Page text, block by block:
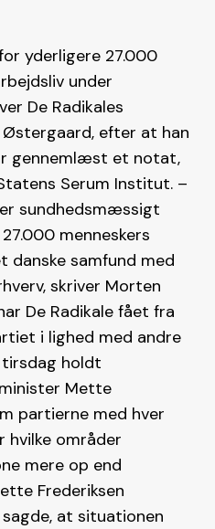
yderligere 27.000
under
De Radikales
efter at han
gennemlæst et notat,
Serum Institut. –
sundhedsmæssigt
menneskers
danske samfund med
skriver Morten
De Radikale fået fra
i lighed med andre
holdt
Mette
partierne med hver
hvilke områder
mere op end
Frederiksen
at situationen